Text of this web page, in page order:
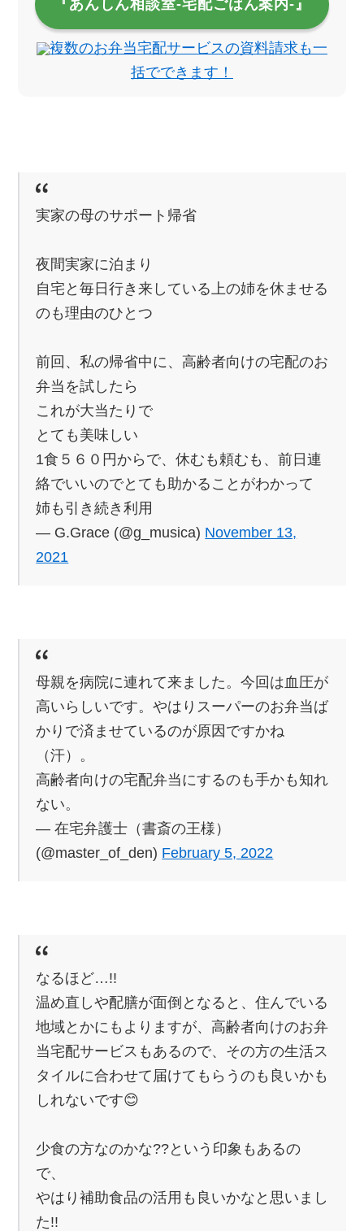
『あんしん相談室‐宅配ごはん案内‐』
複数のお弁当宅配サービスの資料請求も一
括でできます！
実家の母のサポート帰省
夜間実家に泊まり
自宅と毎日行き来している上の姉を休ませる
のも理由のひとつ
前回、私の帰省中に、高齢者向けの宅配のお
弁当を試したら
これが大当たりで
とても美味しい
1食５６０円からで、休むも頼むも、前日連
絡でいいのでとても助かることがわかって
姉も引き続き利用
— G.Grace (@g_musica) November 13,
2021
母親を病院に連れて来ました。今回は血圧が
高いらしいです。やはりスーパーのお弁当ば
かりで済ませているのが原因ですかね
（汗）。
高齢者向けの宅配弁当にするのも手かも知れ
ない。
— 在宅弁護士（書斎の王様）
(@master_of_den) February 5, 2022
なるほど…!!
温め直しや配膳が面倒となると、住んでいる
地域とかにもよりますが、高齢者向けのお弁
当宅配サービスもあるので、その方の生活ス
タイルに合わせて届けてもらうのも良いかも
しれないです😊
少食の方なのかな??という印象もあるの
で、
やはり補助食品の活用も良いかなと思いまし
た!!